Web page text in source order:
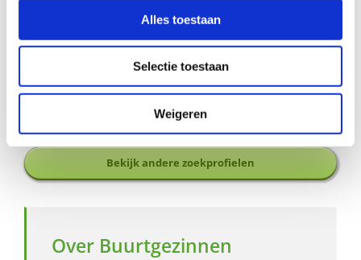
Alles toestaan
Selectie toestaan
Weigeren
coördinator Buurtgezinnen voor de gemeente Huizen, via
e-mail:heleen@buurtgezinnen.nlof bel: 06-52679306
Hoe werkt Buurtgezinnen?
Bekijk andere zoekprofielen
Over Buurtgezinnen